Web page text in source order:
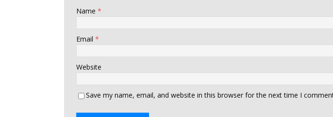
Name *
Email *
Website
Save my name, email, and website in this browser for the next time I